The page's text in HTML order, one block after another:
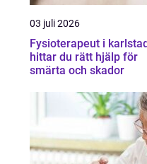
03 juli 2026
Fysioterapeut i karlstad
hittar du rätt hjälp för
smärta och skador